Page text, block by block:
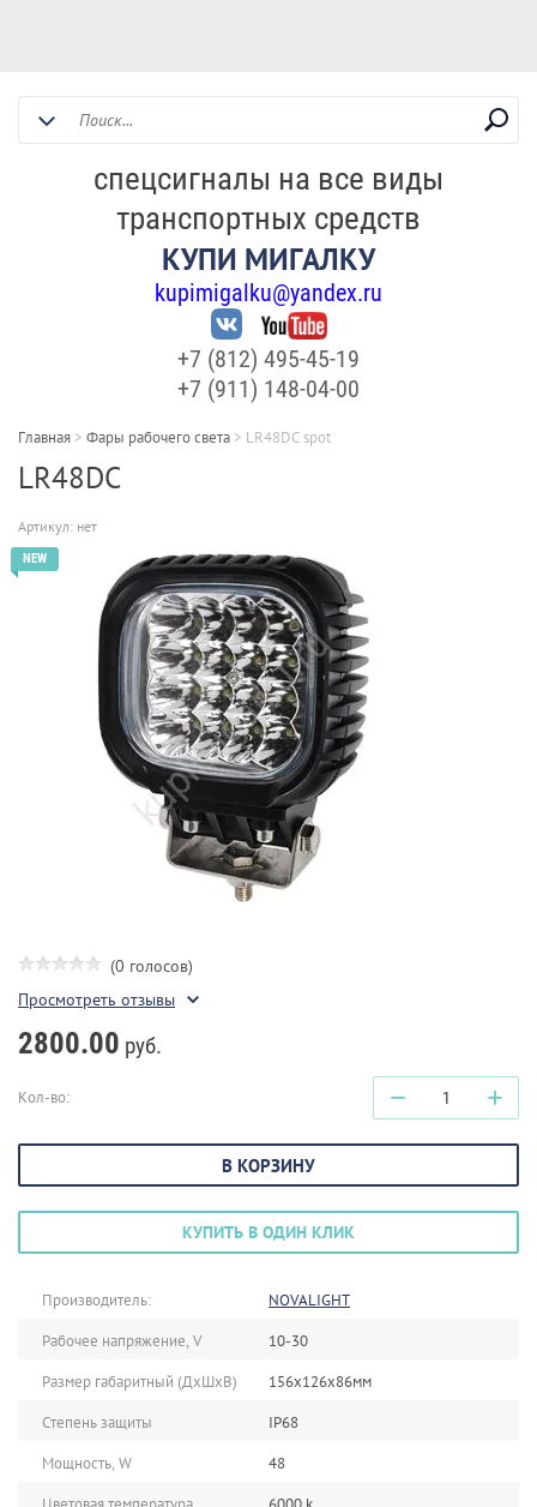
спецсигналы на все виды
транспортных средств
КУПИ МИГАЛКУ
kupimigalku@yandex.ru
+7 (812) 495-45-19
+7 (911) 148-04-00
Главная > Фары рабочего света > LR48DC spot
LR48DC
Артикул: нет
(0 голосов)
Просмотреть отзывы
2800.00 руб.
Кол-во: − +
В КОРЗИНУ
КУПИТЬ В ОДИН КЛИК
Производитель:
NOVALIGHT
Рабочее напряжение, V
10-30
Размер габаритный (ДxШxВ)
156х126х86мм
Степень защиты
IP68
Мощность, W
48